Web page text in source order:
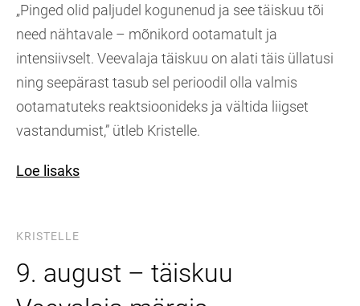
„Pinged olid paljudel kogunenud ja see täiskuu tõi
need nähtavale – mõnikord ootamatult ja
intensiivselt. Veevalaja täiskuu on alati täis üllatusi
ning seepärast tasub sel perioodil olla valmis
ootamatuteks reaktsioonideks ja vältida liigset
vastandumist,” ütleb Kristelle.
Loe lisaks
KRISTELLE
9. august – täiskuu